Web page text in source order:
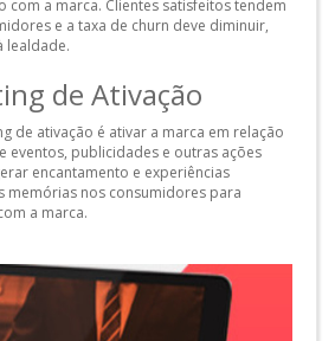
com a marca. Clientes satisfeitos tendem
e a taxa de churn deve diminuir,
lealdade.
de Ativação
de ativação é ativar a marca em relação
eventos, publicidades e outras ações
encantamento e experiências
memórias nos consumidores para
a marca.